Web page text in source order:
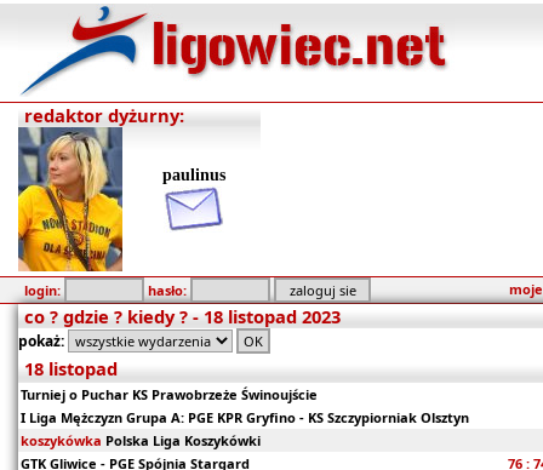
redaktor dyżurny:
paulinus
login: hasło:
co ? gdzie ? kiedy ? - 18 listopad 2023
pokaż:
18 listopad
Turniej o Puchar KS Prawobrzeże Świnoujście
I Liga Mężczyzn Grupa A: PGE KPR Gryfino - KS Szczypiorniak Olsztyn
koszykówka Polska Liga Koszykówki
GTK Gliwice - PGE Spójnia Stargard
76 :